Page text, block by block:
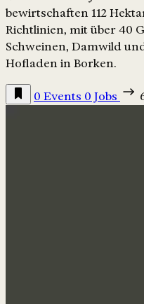
bewirtschaften 112
Richtlinien, mit über 40
Schweinen, Damwild
Hofladen in Borken.
0 Events 0 Jobs